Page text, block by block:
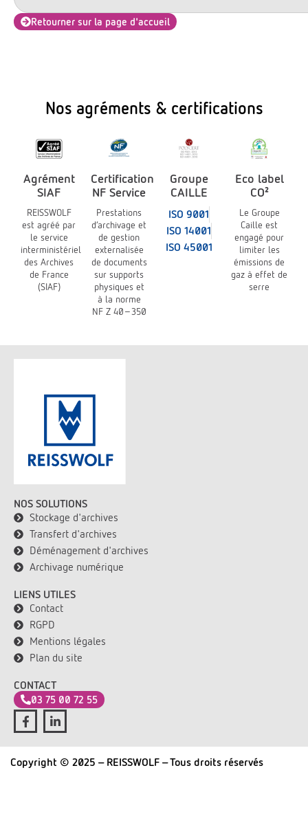
Retourner sur la page d'accueil
Nos agréments & certifications
Agrément
SIAF
REISSWOLF
est agréé par
le service
interministériel
des Archives
de France
(SIAF)
Certification
NF Service
Prestations
d’archivage et
de gestion
externalisée
de documents
sur supports
physiques et
à la norme
NF Z 40-350
Groupe
CAILLE
ISO 9001
ISO 14001
ISO 45001
Eco label
CO²
Le Groupe
Caille est
engagé pour
limiter les
émissions de
gaz à effet de
serre
NOS SOLUTIONS
Stockage d'archives
Transfert d'archives
Déménagement d'archives
Archivage numérique
LIENS UTILES
Contact
RGPD
Mentions légales
Plan du site
CONTACT
03 75 00 72 55
Copyright © 2025 - REISSWOLF - Tous droits réservés